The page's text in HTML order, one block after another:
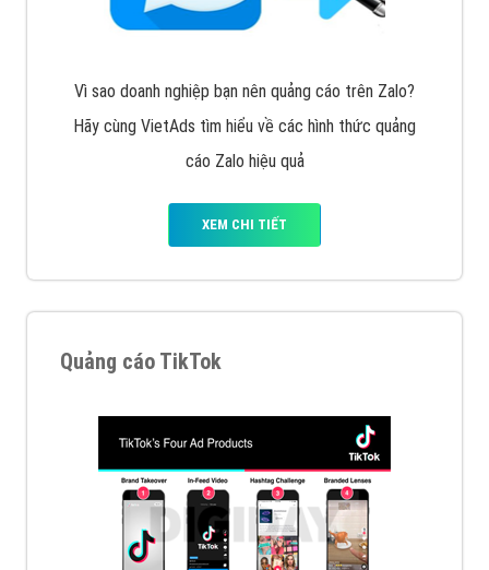
Vì sao doanh nghiệp bạn nên quảng cáo trên Zalo?
Hãy cùng VietAds tìm hiểu về các hình thức quảng
cáo Zalo hiệu quả
XEM CHI TIẾT
Quảng cáo TikTok